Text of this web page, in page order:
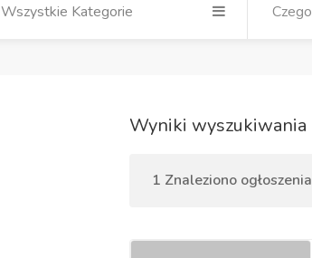
Wszystkie Kategorie
Wyniki wyszukiwania
1 Znaleziono ogłoszenia